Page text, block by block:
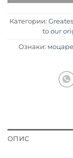
Категории:
to our
Ознаки:
ОПИС